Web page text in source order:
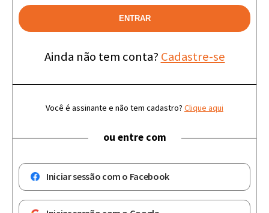
ENTRAR
Ainda não tem conta? Cadastre-se
Você é assinante e não tem cadastro? Clique aqui
ou entre com
Iniciar sessão com o Facebook